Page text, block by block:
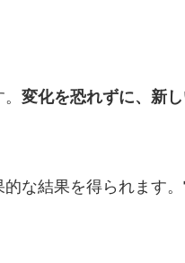
変化を恐れずに、新
な結果を得られます。